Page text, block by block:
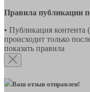
Правила публикации
• Публикация контента
происходит только
показать правила
Ваш отзыв отправлен!